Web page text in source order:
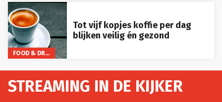
FOOD & DRINKS
Tot vijf kopjes koffie per dag
blijken veilig én gezond
STREAMING IN DE KIJKER